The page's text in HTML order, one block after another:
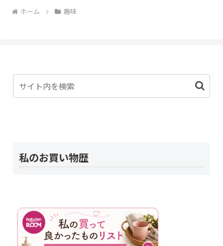
ンバロ。はちみつ大根薄切
ホーム 趣味
私のお買い物歴